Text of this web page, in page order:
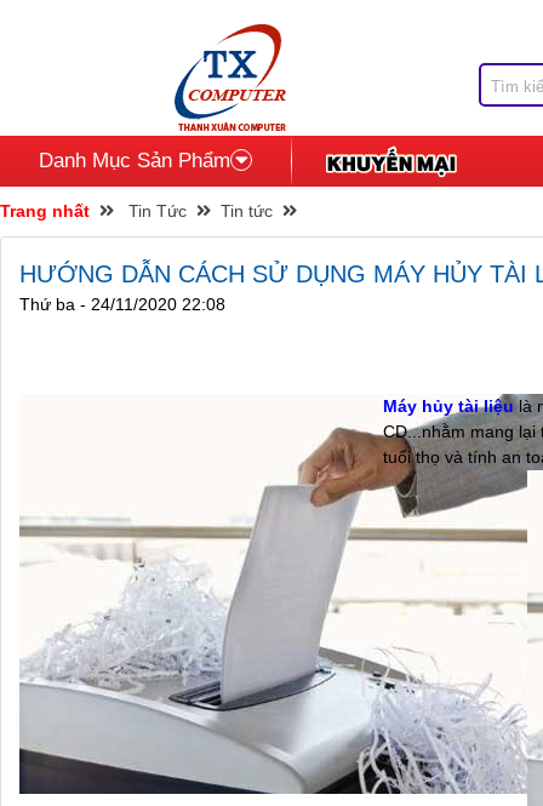
Danh Mục Sản Phẩm
Trang nhất Tin Tức Tin tức
HƯỚNG DẪN CÁCH SỬ DỤNG MÁY HỦY TÀI
Thứ ba - 24/11/2020 22:08
Máy hủy tài liệulà
CD...nhằm mang
tuổi thọ và tính an